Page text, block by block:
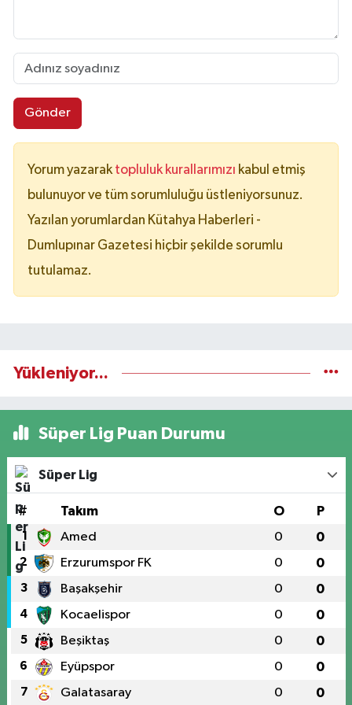
Gönder
Yorum yazaraktopluluk kurallarımızı kabul etmiş
bulunuyor ve tüm sorumluluğu üstleniyorsunuz.
Yazılan yorumlardan Kütahya Haberleri -
Dumlupınar Gazetesi hiçbir şekilde sorumlu
tutulamaz.
Yükleniyor...
Süper Lig Puan Durumu
Süper Lig
# Takım O P
1 Amed 0 0
2 Erzurumspor FK 0 0
3 Başakşehir 0 0
4 Kocaelispor 0 0
5 Beşiktaş 0 0
6 Eyüpspor 0 0
7 Galatasaray 0 0
Teknoloji
Vasıta
Vefat Haberleri